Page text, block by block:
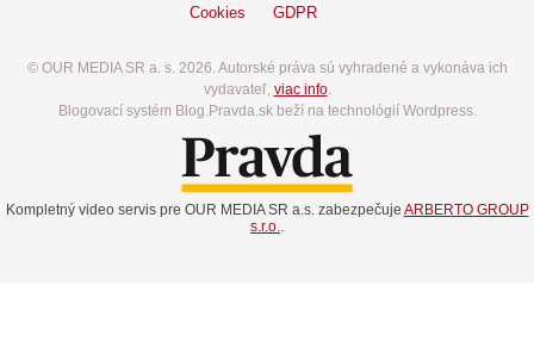
Cookies GDPR
© OUR MEDIA SR a. s. 2026. Autorské práva sú vyhradené a vykonáva ich
vydavateľ, viac info.
Blogovací systém Blog.Pravda.sk beží na technológií Wordpress.
Kompletný video servis pre OUR MEDIA SR a.s. zabezpečuje ARBERTO GROUP
s.r.o.